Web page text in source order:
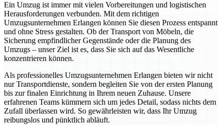
Ein Umzug ist immer mit vielen Vorbereitungen und logistischen
Herausforderungen verbunden. Mit dem richtigen
Umzugsunternehmen Erlangen können Sie diesen Prozess entspannt
und ohne Stress gestalten. Ob der Transport von Möbeln, die
Sicherung empfindlicher Gegenstände oder die Planung des
Umzugs – unser Ziel ist es, dass Sie sich auf das Wesentliche
konzentrieren können.
Als professionelles Umzugsunternehmen Erlangen bieten wir nicht
nur Transportdienste, sondern begleiten Sie von der ersten Planung
bis zur finalen Einrichtung in Ihrem neuen Zuhause. Unsere
erfahrenen Teams kümmern sich um jedes Detail, sodass nichts dem
Zufall überlassen wird. So gewährleisten wir, dass Ihr Umzug
reibungslos und pünktlich abläuft.